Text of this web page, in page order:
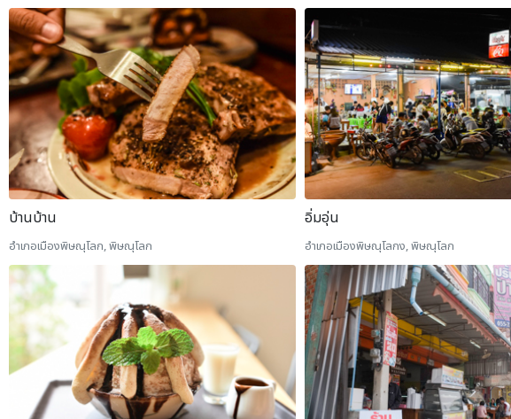
บ้านบ้าน
อำเภอเมืองพิษณุโลก, พิษณุโลก
อิ่มอุ่น
อำเภอเมืองพิษณุโลกง, พิษณุโลก